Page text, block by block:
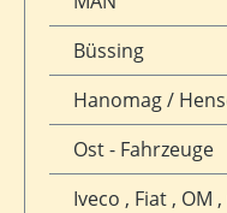
Büssing
Hanomag /
Ost - Fahrzeuge
Iveco , Fiat , OM